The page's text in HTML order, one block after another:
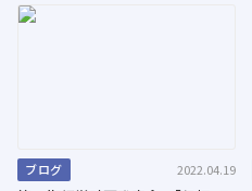
ブログ 2022.04.19